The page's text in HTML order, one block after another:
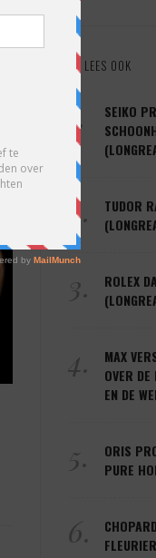
LEES OOK
1.
SEIKO
2.
TUDOR
3.
ROLEX
4.
MAX
OVER
EN DE
5.
ORIS
PURE
6.